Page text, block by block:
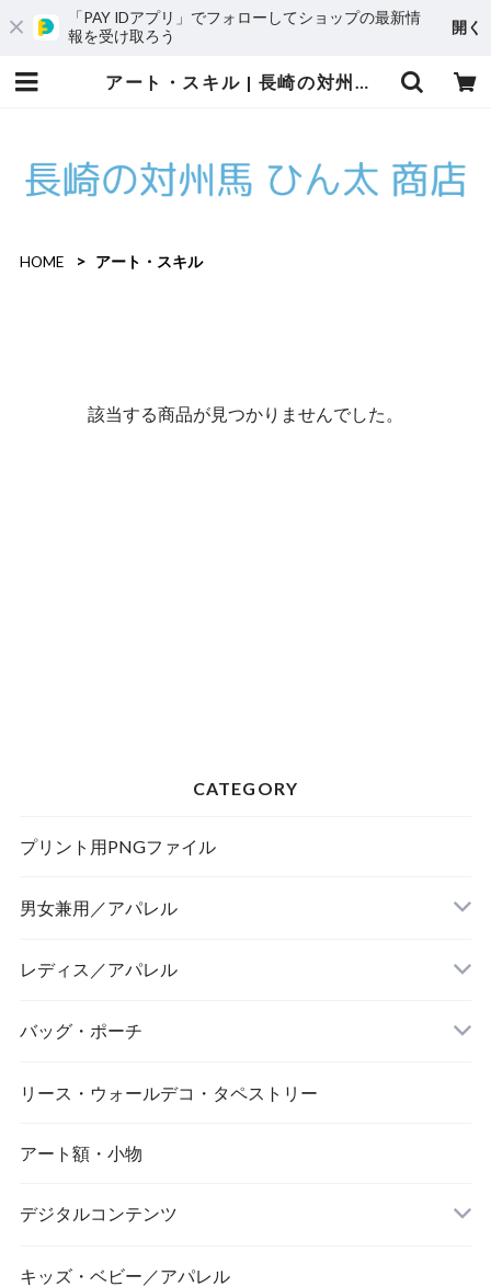
「PAY IDアプリ」でフォローしてショップの最新情
報を受け取ろう
開く
アート・スキル | 長崎の対州馬 ひん太 商店/アトリエはやぶさ
HOME アート・スキル
該当する商品が見つかりませんでした。
CATEGORY
プリント用PNGファイル
男女兼用／アパレル
Tシャツ
レディス／アパレル
バッグ・ポーチ
リース・ウォールデコ・タペストリー
アート額・小物
デジタルコンテンツ
キッズ・ベビー／アパレル